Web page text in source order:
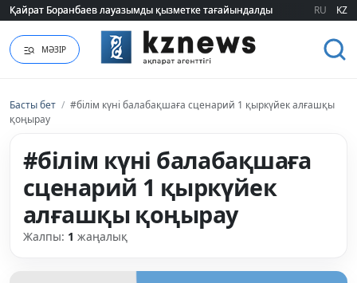
Қайрат Боранбаев лауазымды қызметке тағайындалды
Қайрат Боранбаев лауазымды қызметке тағайындалды RU KZ
МӘЗІР
Басты бет / #білім күні балабақшаға сценарий 1 қыркүйек алғашқы
қоңырау
#білім күні балабақшаға
сценарий 1 қыркүйек
алғашқы қоңырау
Жалпы: 1 жаңалық